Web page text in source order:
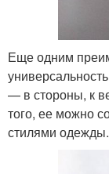
Еще одним
— в стороны, к
того, ее можно
стилями одежды.